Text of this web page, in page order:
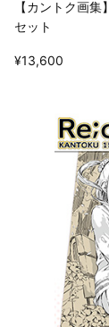
【カントク画
セット
¥13,600